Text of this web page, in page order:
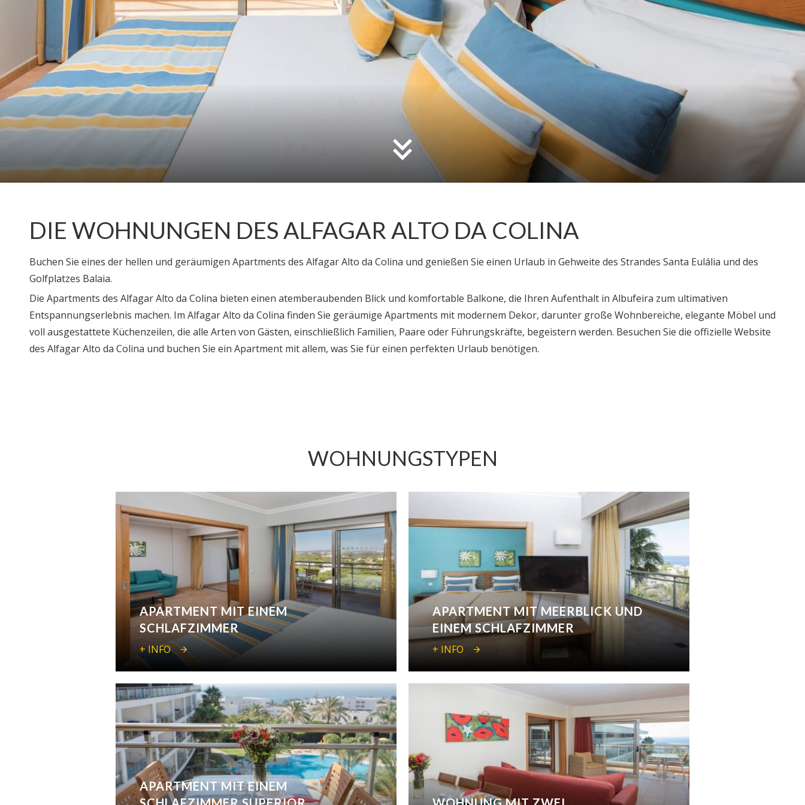
DIE WOHNUNGEN DES ALFAGAR ALTO DA COLINA
Buchen Sie eines der hellen und geräumigen Apartments des Alfagar Alto da Colina und genießen Sie einen Urlaub in Gehweite des Strandes Santa Eulália und des
Golfplatzes Balaia.
Die Apartments des Alfagar Alto da Colina bieten einen atemberaubenden Blick und komfortable Balkone, die Ihren Aufenthalt in Albufeira zum ultimativen
Entspannungserlebnis machen. Im Alfagar Alto da Colina finden Sie geräumige Apartments mit modernem Dekor, darunter große Wohnbereiche, elegante Möbel und
voll ausgestattete Küchenzeilen, die alle Arten von Gästen, einschließlich Familien, Paare oder Führungskräfte, begeistern werden. Besuchen Sie die offizielle Website
des Alfagar Alto da Colina und buchen Sie ein Apartment mit allem, was Sie für einen perfekten Urlaub benötigen.
WOHNUNGSTYPEN
APARTMENT MIT EINEM
SCHLAFZIMMER
+ INFO
APARTMENT MIT MEERBLICK UND
EINEM SCHLAFZIMMER
+ INFO
APARTMENT MIT EINEM